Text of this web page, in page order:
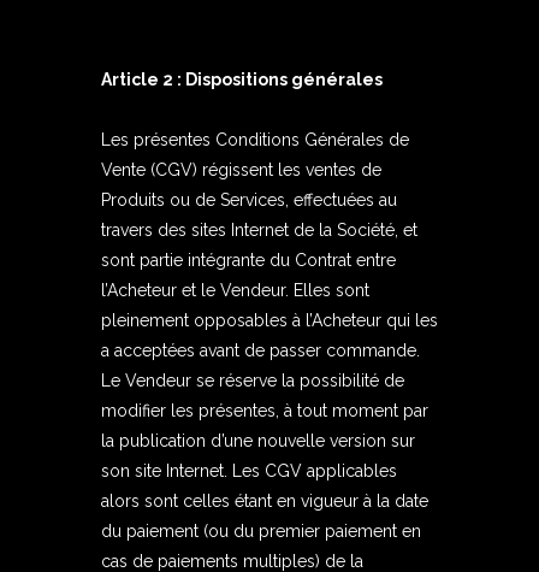
Article 2 : Dispositions générales
Les présentes Conditions Générales de
Vente (CGV) régissent les ventes de
Produits ou de Services, effectuées au
travers des sites Internet de la Société, et
sont partie intégrante du Contrat entre
l’Acheteur et le Vendeur. Elles sont
pleinement opposables à l’Acheteur qui les
a acceptées avant de passer commande.
Le Vendeur se réserve la possibilité de
modifier les présentes, à tout moment par
la publication d’une nouvelle version sur
son site Internet. Les CGV applicables
alors sont celles étant en vigueur à la date
du paiement (ou du premier paiement en
cas de paiements multiples) de la